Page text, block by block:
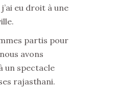
eu droit à une
partis pour
avons
un spectacle
rajasthani.